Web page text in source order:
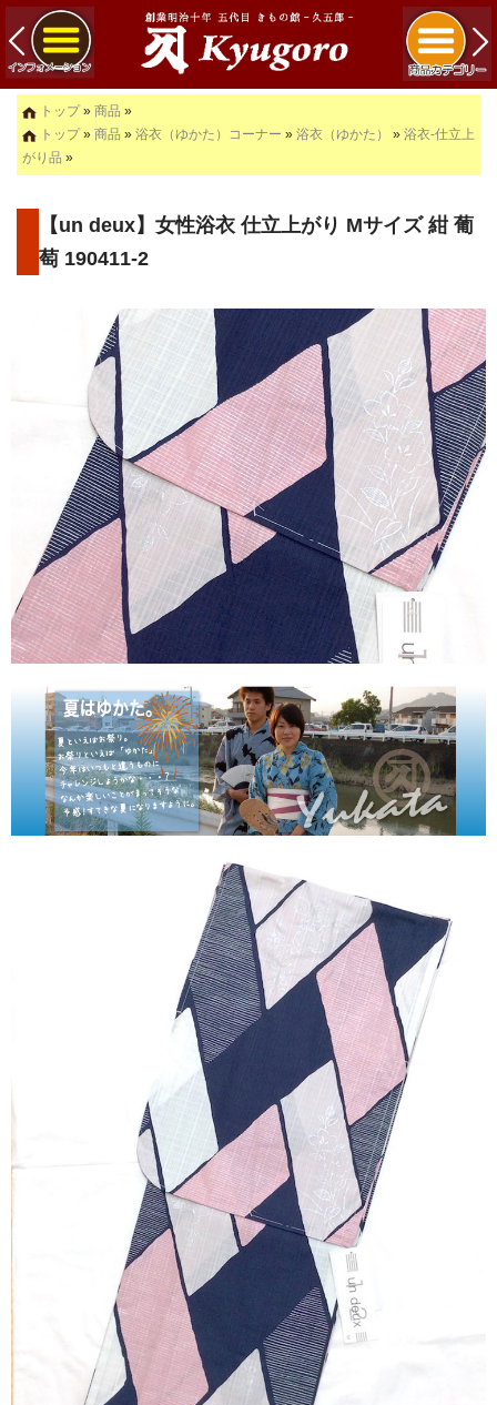
トップ» 商品 »
トップ» 商品 » 浴衣（ゆかた）コーナー » 浴衣（ゆかた） » 浴衣-仕立上
がり品 »
【un deux】女性浴衣 仕立上がり Mサイズ 紺 葡
萄 190411-2